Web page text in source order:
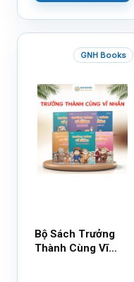
GNH Books
Bộ Sách Trưởng
Thành Cùng Vĩ